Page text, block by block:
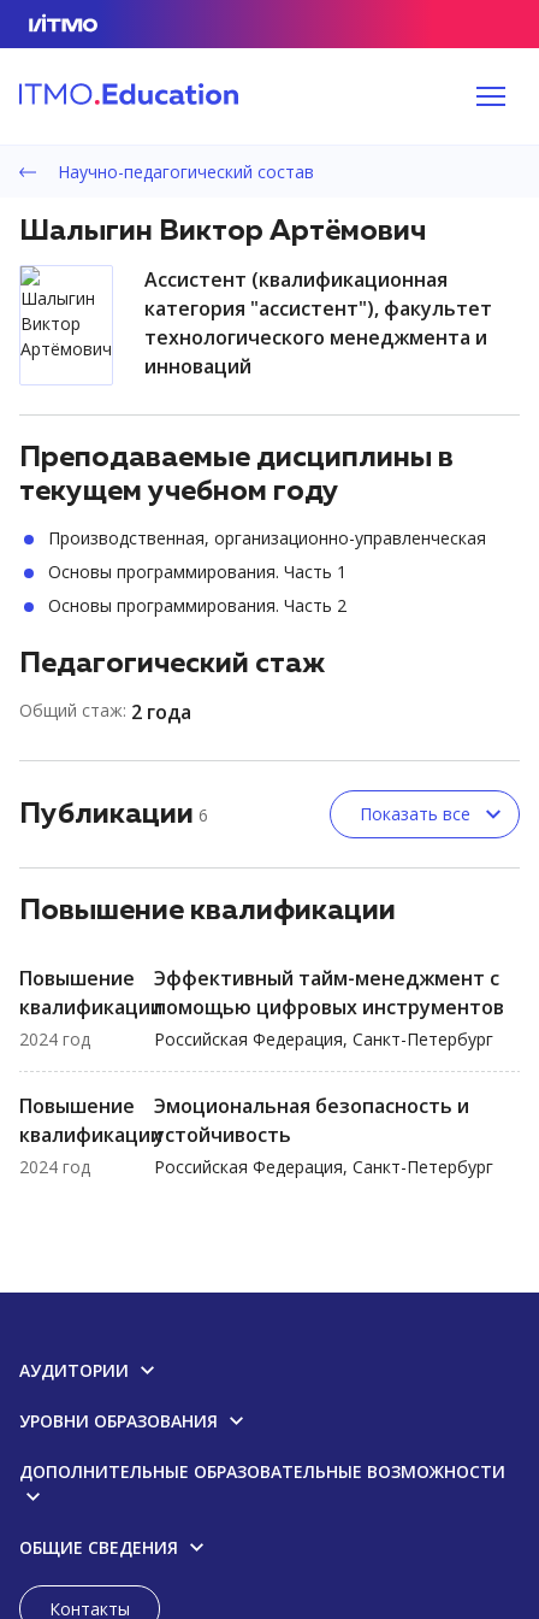
Научно-педагогический состав
Шалыгин Виктор Артёмович
ассистент (квалификационная
категория "ассистент"), факультет
технологического менеджмента и
инноваций
Преподаваемые дисциплины в
текущем учебном году
Производственная, организационно-управленческая
Основы программирования. Часть 1
Основы программирования. Часть 2
Педагогический стаж
Общий стаж: 2 года
Публикации 6 Показать все
Повышение квалификации
Повышение
квалификации
2024 год
Эффективный тайм-менеджмент с
помощью цифровых инструментов
Российская Федерация, Санкт-Петербург
Повышение
квалификации
2024 год
Эмоциональная безопасность и
устойчивость
Российская Федерация, Санкт-Петербург
АУДИТОРИИ
УРОВНИ ОБРАЗОВАНИЯ
ДОПОЛНИТЕЛЬНЫЕ ОБРАЗОВАТЕЛЬНЫЕ ВОЗМОЖНОСТИ
ОБЩИЕ СВЕДЕНИЯ
Контакты